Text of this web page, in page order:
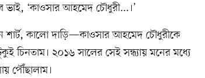
ভাই, ‘কাওসার আহমেদ চৌধুরী...।’
শার্ট, কালো দাড়ি—কাওসার আহমেদ চৌধুরীকে
২০১৬ সালের সেই সন্ধ্যায় মনের মধ্যে
পৌঁছালাম।